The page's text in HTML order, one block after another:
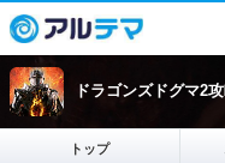
ドラゴンズドグマ2
トップ